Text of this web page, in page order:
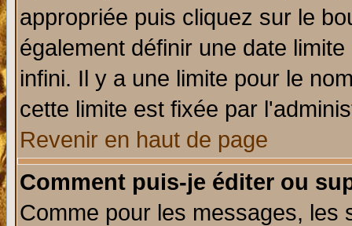
appropriée puis cliquez sur le
également définir une date
infini. Il y a une limite pour le
cette limite est fixée par
Revenir en haut de page
Comment puis-je éditer ou
Comme pour les messages, les